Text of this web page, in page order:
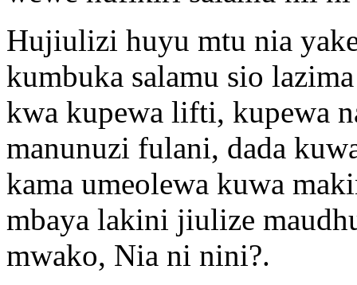
Hujiulizi huyu mtu nia
kumbuka salamu sio
kwa kupewa lifti, kupewa
manunuzi fulani, dada
kama umeolewa kuwa
mbaya lakini jiulize
mwako, Nia ni nini?.